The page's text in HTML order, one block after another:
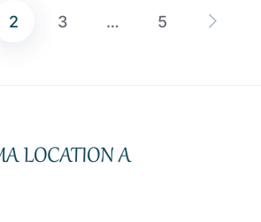
Pagination
2 3 … 5